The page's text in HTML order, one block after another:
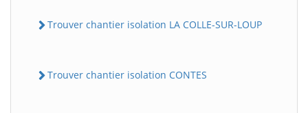
Trouver chantier isolation LA COLLE-SUR-LOUP
Trouver chantier isolation CONTES